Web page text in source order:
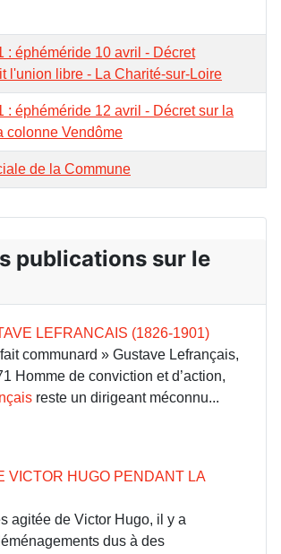
: éphéméride 10 avril - Décret
l'union libre - La Charité-sur-Loire
: éphéméride 12 avril - Décret sur la
colonne Vendôme
de la Commune
publications sur le
LEFRANCAIS (1826-1901)
communard » Gustave Lefrançais,
Homme de conviction et d’action,
reste un dirigeant méconnu...
VICTOR HUGO PENDANT LA
agitée de Victor Hugo, il y a
dus à des